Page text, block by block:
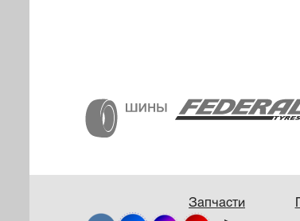
Запчасти